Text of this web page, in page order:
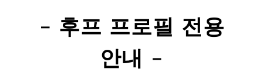
- 후프 프로필 전용
안내 -